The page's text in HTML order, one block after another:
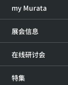
my Murata
展会信息
在线研讨会
特集